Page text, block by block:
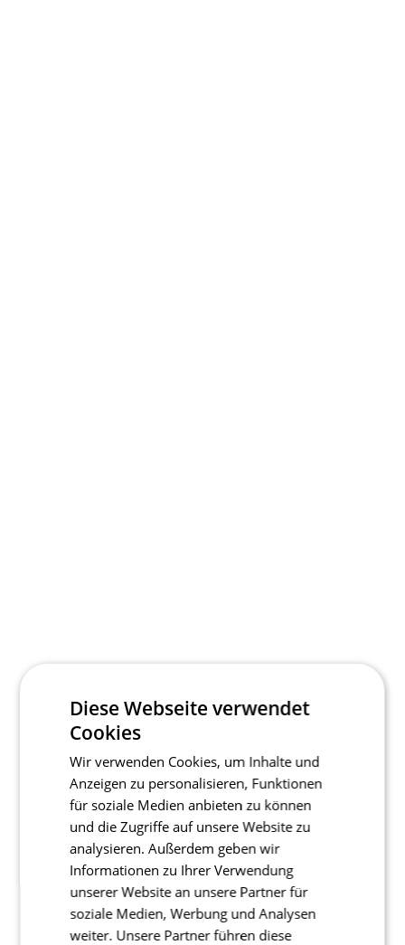
Diese Webseite verwendet
Cookies
Wir verwenden Cookies, um Inhalte und
Anzeigen zu personalisieren, Funktionen
für soziale Medien anbieten zu können
und die Zugriffe auf unsere Website zu
analysieren. Außerdem geben wir
Informationen zu Ihrer Verwendung
unserer Website an unsere Partner für
soziale Medien, Werbung und Analysen
weiter. Unsere Partner führen diese